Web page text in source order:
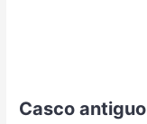
Casco antiguo